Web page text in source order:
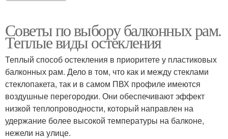
Советы по выбору балконных рам.
Теплые виды остекления
Теплый способ остекления в приоритете у пластиковых
балконных рам. Дело в том, что как и между стеклами
стеклопакета, так и в самом ПВХ профиле имеются
воздушные перегородки. Они обеспечивают эффект
низкой теплопроводности, который направлен на
удержание более высокой температуры на балконе,
нежели на улице.